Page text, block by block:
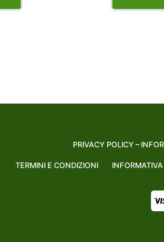
PRIVACY POLICY –
TERMINI E CONDIZIONI INFORMATIVA